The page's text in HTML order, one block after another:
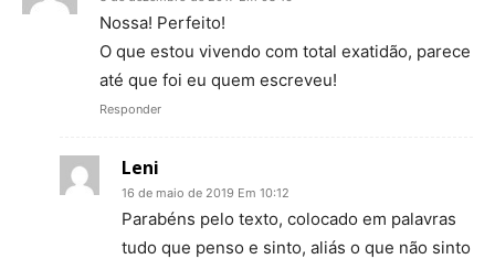
Nossa! Perfeito!
O que estou vivendo com total exatidão, parece
até que foi eu quem escreveu!
Responder
Leni
16 de maio de 2019 Em 10:12
Parabéns pelo texto, colocado em palavras
tudo que penso e sinto, aliás o que não sinto